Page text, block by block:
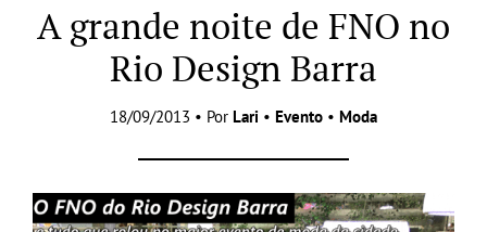
A grande noite de FNO no
Rio Design Barra
18/09/2013 • Por Lari • Evento • Moda